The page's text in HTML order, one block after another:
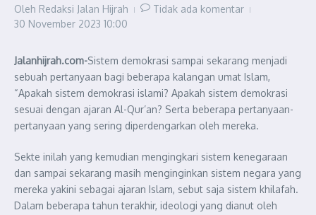
Oleh Redaksi Jalan Hijrah
Tidak ada komentar
30 November 2023 10:00
Jalanhijrah.com-Sistem demokrasi sampai sekarang menjadi
sebuah pertanyaan bagi beberapa kalangan umat Islam,
“Apakah sistem demokrasi islami? Apakah sistem demokrasi
sesuai dengan ajaran Al-Qur’an? Serta beberapa pertanyaan-
pertanyaan yang sering diperdengarkan oleh mereka.
Sekte inilah yang kemudian mengingkari sistem kenegaraan
dan sampai sekarang masih menginginkan sistem negara yang
mereka yakini sebagai ajaran Islam, sebut saja sistem khilafah.
Dalam beberapa tahun terakhir, ideologi yang dianut oleh